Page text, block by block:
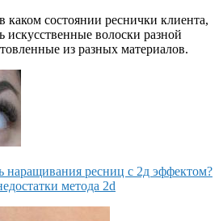
каком состоянии реснички клиента,
искусственные волоски разной
из разных материалов.
наращивания ресниц с 2д эффектом?
метода 2d